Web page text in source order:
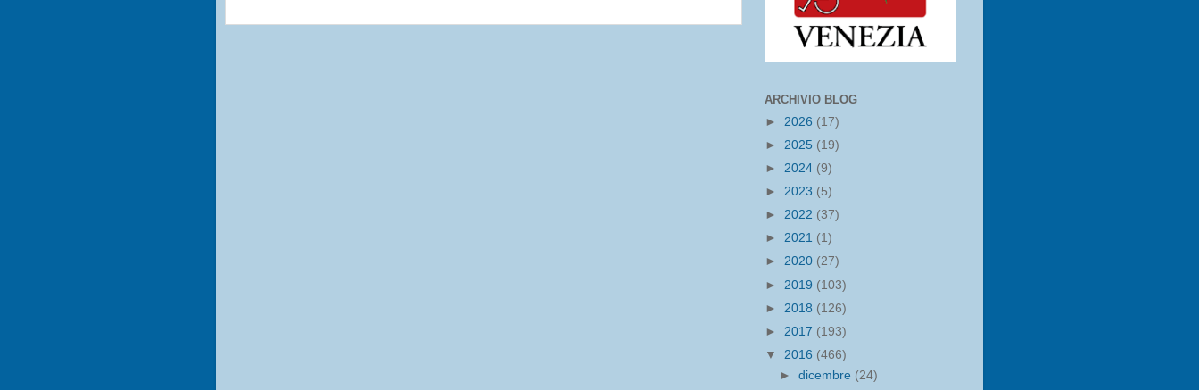
ARCHIVIO BLOG
► 2026 (17)
► 2025 (19)
► 2024 (9)
► 2023 (5)
► 2022 (37)
► 2021 (1)
► 2020 (27)
► 2019 (103)
► 2018 (126)
► 2017 (193)
▼ 2016 (466)
►dicembre (24)